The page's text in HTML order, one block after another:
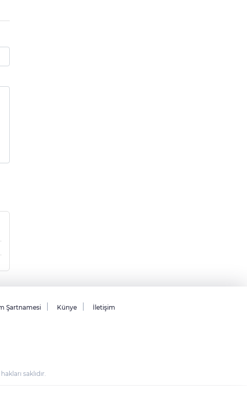
Şartnamesi Künye İletişim
saklıdır.